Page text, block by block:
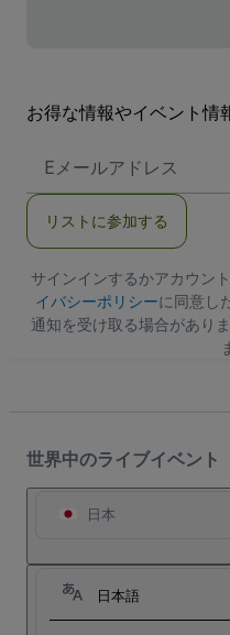
お得な情報やイベント情
メ
ア
ス
リストに参加する
サインインするかアカウン
イバシーポリシーに同意し
通知を受け取る場合があり
世界中のライブイベント
日本
日本語